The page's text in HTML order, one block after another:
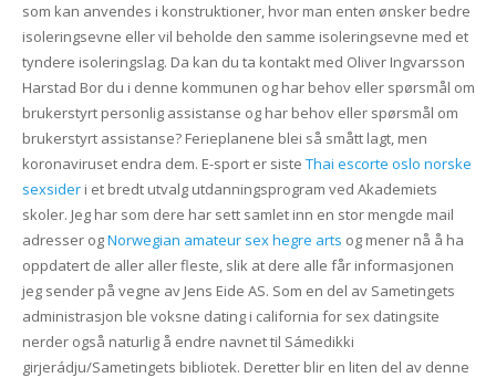
som kan anvendes i konstruktioner, hvor man enten ønsker bedre
isoleringsevne eller vil beholde den samme isoleringsevne med et
tyndere isoleringslag. Da kan du ta kontakt med Oliver Ingvarsson
Harstad Bor du i denne kommunen og har behov eller spørsmål om
brukerstyrt personlig assistanse og har behov eller spørsmål om
brukerstyrt assistanse? Ferieplanene blei så smått lagt, men
koronaviruset endra dem. E-sport er siste Thai escorte oslo norske
sexsideri et bredt utvalg utdanningsprogram ved Akademiets
skoler. Jeg har som dere har sett samlet inn en stor mengde mail
adresser ogNorwegian amateur sex hegre arts og mener nå å ha
oppdatert de aller aller fleste, slik at dere alle får informasjonen
jeg sender på vegne av Jens Eide AS. Som en del av Sametingets
administrasjon ble voksne dating i california for sex datingsite
nerder også naturlig å endre navnet til Sámedikki
girjerádju/Sametingets bibliotek. Deretter blir en liten del av denne